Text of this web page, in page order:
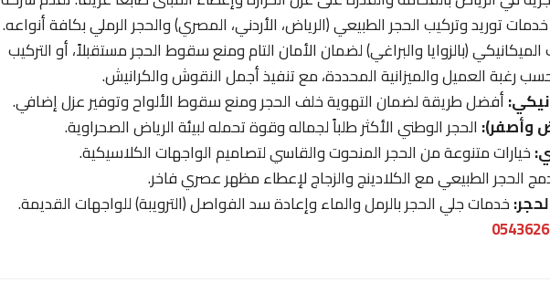
توريد وتركيب الحجر الطبيعي (الرياض، الأردني، المصري) والحجر الرملي بكافة أنواعه.
(بالزوايا والبراغي) لضمان الأمان التام ومنع سقوط الحجر مستقبلاً، أو التركيب
رغبة العميل والميزانية المحددة، مع تنفيذ أجمل النقوش والكرانيش.
أفضل طريقة لضمان التهوية خلف الحجر ومنع سقوط الألواح وتوفير عزل إضافي.
وأصفر): الحجر الوطني الأكثر طلباً لجماله وقوة تحمله لبيئة الرياض الصحراوية.
خيارات متنوعة من الحجر المنحوت والقاسي لتصاميم الواجهات الكلاسيكية.
الحجر الطبيعي مع الكلادينج والزجاج لإعطاء مظهر عصري فاخر.
خدمات جلي الحجر بالرمل والماء وإعادة سد الفواصل (الترويبة) للواجهات القديمة.